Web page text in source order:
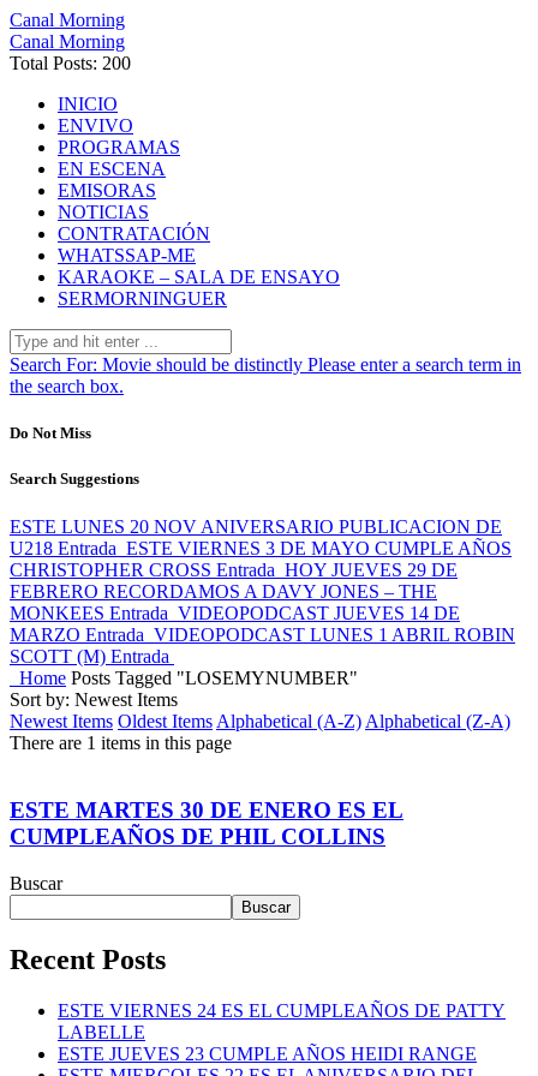
Canal Morning
Canal Morning
Total Posts: 200
INICIO
ENVIVO
PROGRAMAS
EN ESCENA
EMISORAS
NOTICIAS
CONTRATACIÓN
WHATSSAP-ME
KARAOKE – SALA DE ENSAYO
SERMORNINGUER
Search For: Movie should be distinctly Please enter a search term in
the search box.
Do Not Miss
Search Suggestions
ESTE LUNES 20 NOV ANIVERSARIO PUBLICACION DE
U218 Entrada ESTE VIERNES 3 DE MAYO CUMPLE AÑOS
CHRISTOPHER CROSS Entrada HOY JUEVES 29 DE
FEBRERO RECORDAMOS A DAVY JONES – THE
MONKEES Entrada VIDEOPODCAST JUEVES 14 DE
MARZO Entrada VIDEOPODCAST LUNES 1 ABRIL ROBIN
SCOTT (M) Entrada
Home Posts Tagged "LOSEMYNUMBER"
Sort by: Newest Items
Newest Items Oldest Items Alphabetical (A-Z) Alphabetical (Z-A)
There are 1 items in this page
ESTE MARTES 30 DE ENERO ES EL
CUMPLEAÑOS DE PHIL COLLINS
Buscar
Buscar
Recent Posts
ESTE VIERNES 24 ES EL CUMPLEAÑOS DE PATTY
LABELLE
ESTE JUEVES 23 CUMPLE AÑOS HEIDI RANGE